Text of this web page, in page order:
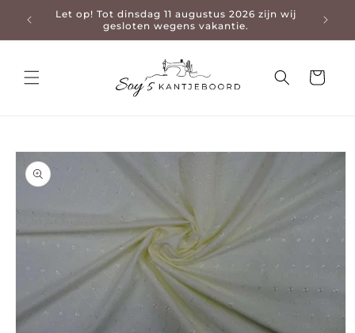
naar de content
Let op! Tot dinsdag 11 augustus 2026 zijn wij
gesloten wegens vakantie.
3-4
productinformatie